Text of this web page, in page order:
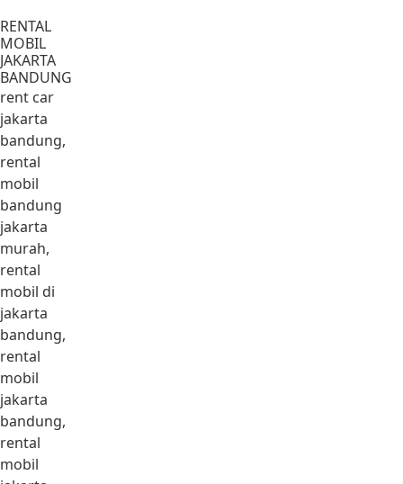
RENTAL
MOBIL
JAKARTA
BANDUNG
rent car
jakarta
bandung,
rental
mobil
bandung
jakarta
murah,
rental
mobil di
jakarta
bandung,
rental
mobil
jakarta
bandung,
rental
mobil